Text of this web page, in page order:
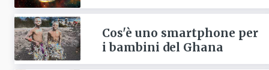
Cos'è uno smartphone per
i bambini del Ghana